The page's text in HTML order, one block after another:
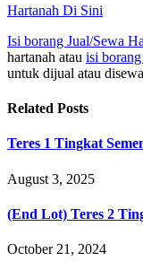
Hartanah Di Sini
Isi borang Jual/Sewa
hartanah atau isi
untuk dijual atau
Related Posts
Teres 1 Tingkat
August 3, 2025
(End Lot) Teres 2
October 21, 2024